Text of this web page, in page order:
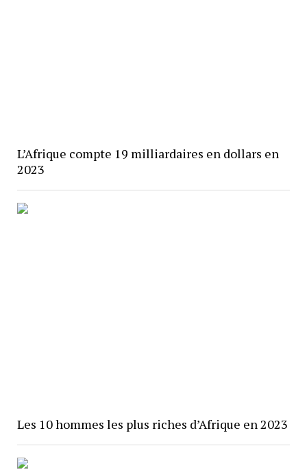
L’Afrique compte 19 milliardaires en dollars en
2023
Les 10 hommes les plus riches d’Afrique en 2023